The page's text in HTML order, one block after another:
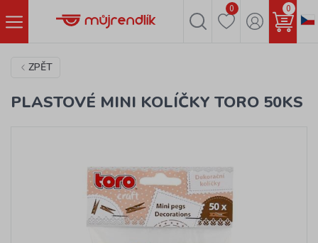
0 0
ZPĚT
PLASTOVÉ MINI KOLÍČKY TORO 50KS